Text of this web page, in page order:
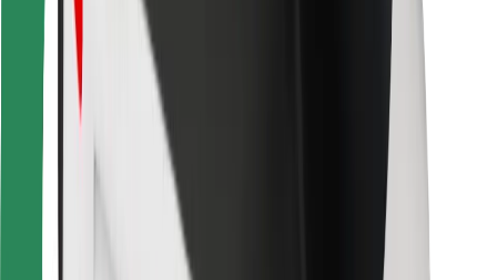
Para conductores
Para repartidores
Bolt Food
Para propietarios de flota
Para restaurantes
Bolt para empresas